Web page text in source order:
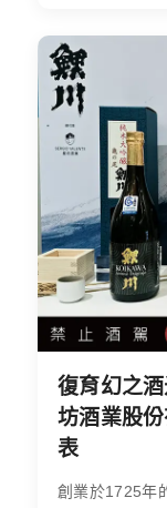
復育幻之
坊酒業股
表
創業於1725年